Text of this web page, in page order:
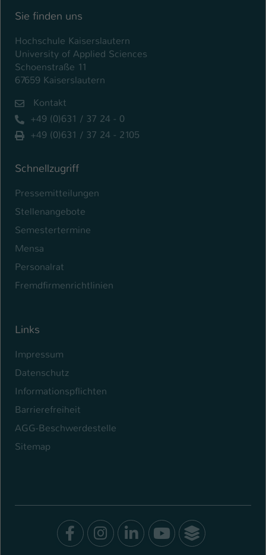
Sie finden uns
Hochschule Kaiserslautern
University of Applied Sciences
Schoenstraße 11
67659 Kaiserslautern
Kontakt
+49 (0)631 / 37 24 - 0
+49 (0)631 / 37 24 - 2105
Schnellzugriff
Pressemitteilungen
Stellenangebote
Semestertermine
Mensa
Personalrat
Fremdfirmenrichtlinien
Links
Impressum
Datenschutz
Informationspflichten
Barrierefreiheit
AGG-Beschwerdestelle
Sitemap
Facebook
Instagram
LinkedIn
Youtube